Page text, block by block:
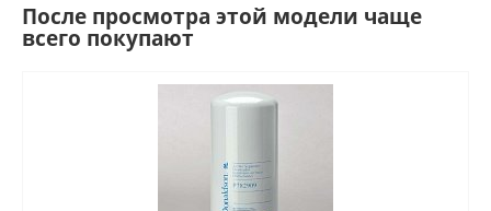
После просмотра этой модели чаще
всего покупают